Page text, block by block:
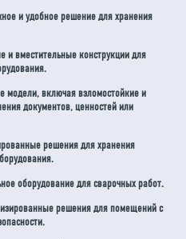
и удобное решение для хранения
и вместительные конструкции для
включая взломостойкие и
документов, ценностей или
решения для хранения
оборудование для сварочных работ.
решения для помещений с